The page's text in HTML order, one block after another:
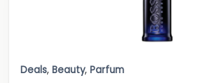
Deals, Beauty, Parfum